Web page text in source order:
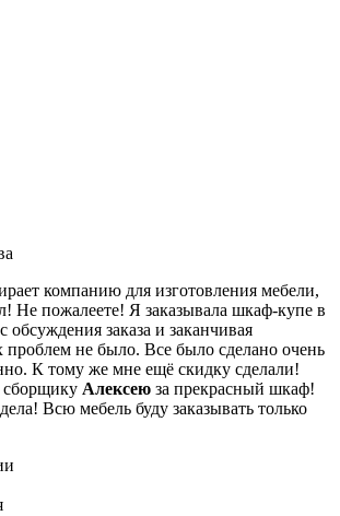
компанию для изготовления мебели,
Не пожалеете! Я заказывала шкаф-купе в
заказа и заканчивая
не было. Все было сделано очень
К тому же мне ещё скидку сделали!
сборщику Алексею за прекрасный шкаф!
Всю мебель буду заказывать только